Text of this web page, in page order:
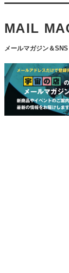
MAIL
メールマガジン＆SNS